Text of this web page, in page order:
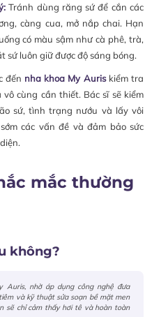
Tránh dùng răng sứ để cắn các
càng cua, mở nắp chai. Hạn
có màu sậm như cà phê, trà,
sứ luôn giữ được độ sáng bóng.
đến nha khoa My Auriskiểm tra
cùng cần thiết. Bác sĩ sẽ kiểm
sứ, tình trạng nướu và lấy vôi
các vấn đề và đảm bảo sức
mắc thường
không?
Auris, nhờ áp dụng công nghệ đưa
và kỹ thuật sửa soạn bề mặt men
sẽ chỉ cảm thấy hơi tê và hoàn toàn